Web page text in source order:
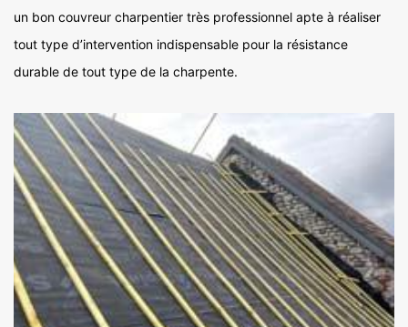
un bon couvreur charpentier très professionnel apte à réaliser
tout type d’intervention indispensable pour la résistance
durable de tout type de la charpente.